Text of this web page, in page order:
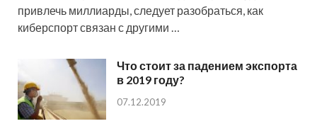
привлечь миллиарды, следует разобраться, как
киберспорт связан с другими …
Что стоит за падением экспорта
в 2019 году?
07.12.2019